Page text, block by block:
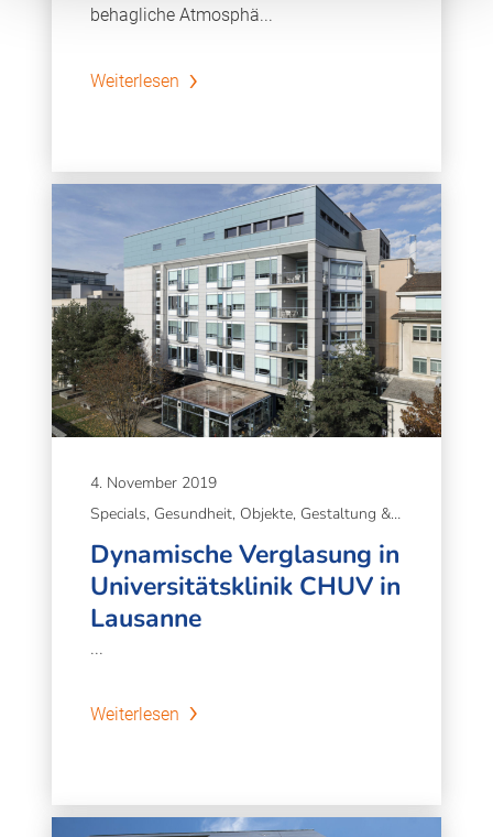
behagliche Atmosphä...
Weiterlesen
4. November 2019
Specials, Gesundheit, Objekte, Gestaltung & Gesundheit, Tageslicht & Wohlbefinden
Dynamische Verglasung in
Universitätsklinik CHUV in
Lausanne
...
Weiterlesen